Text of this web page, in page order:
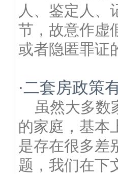
人、鉴定人、
节，故意作虚
或者隐匿罪证
·二套房政策
虽然大多数
的家庭，基本
是存在很多差
题，我们在下